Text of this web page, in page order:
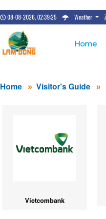
08-08-2026, 02:39:26 Weather
Home
Home Visitor's Guide
Vietcombank